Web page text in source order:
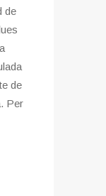
de
de
Per